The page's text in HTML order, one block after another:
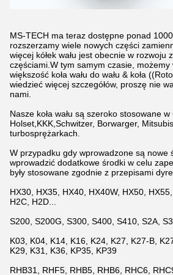
MS-TECH ma teraz dostępne ponad 1000
rozszerzamy wiele nowych części
więcej kółek wału jest obecnie w rozwoju
częściami.W tym samym czasie, możemy
większość koła wału do wału & koła
wiedzieć więcej szczegółów, proszę nie
nami.
Nasze koła wału są szeroko stosowane w
Holset,KKK,Schwitzer, Borwarger,
turbosprężarkach.
W przypadku gdy wprowadzone są nowe
wprowadzić dodatkowe środki w celu
były stosowane zgodnie z przepisami
HX30, HX35, HX40, HX40W, HX50,
H2C, H2D...
S200, S200G, S300, S400, S410, S2A,
K03, K04, K14, K16, K24, K27, K27-B,
K29, K31, K36, KP35, KP39
RHB31, RHF5, RHB5, RHB6, RHC6,